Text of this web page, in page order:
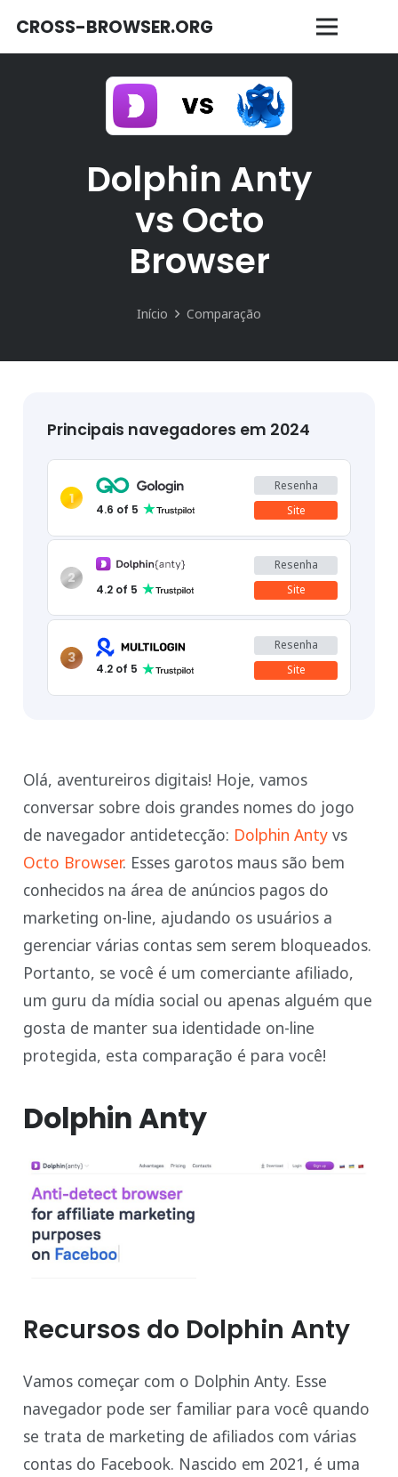
CROSS-BROWSER.ORG
Dolphin Anty
vs Octo
Browser
Início Comparação
Olá, aventureiros digitais! Hoje, vamos
conversar sobre dois grandes nomes do jogo
de navegador antidetecção: Dolphin Anty vs
Octo Browser. Esses garotos maus são bem
conhecidos na área de anúncios pagos do
marketing on-line, ajudando os usuários a
gerenciar várias contas sem serem bloqueados.
Portanto, se você é um comerciante afiliado,
um guru da mídia social ou apenas alguém que
gosta de manter sua identidade on-line
protegida, esta comparação é para você!
Dolphin Anty
Recursos do Dolphin Anty
Vamos começar com o Dolphin Anty. Esse
navegador pode ser familiar para você quando
se trata de marketing de afiliados com várias
contas do Facebook. Nascido em 2021, é uma
Principais navegadores em 2024
1
4.6 of 5
Resenha
Site
2
4.2of 5
Resenha
Site
3
4.2of 5
Resenha
Site